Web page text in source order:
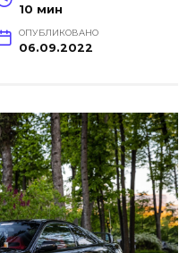
10 мин
ОПУБЛИКОВАНО
06.09.2022